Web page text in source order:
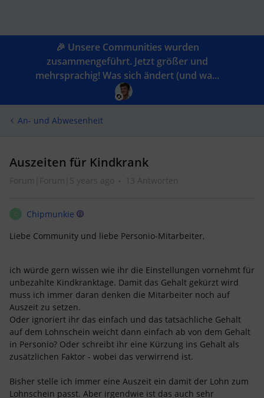
🎉 Unsere Communities wurden
zusammengeführt. Jetzt größer und
mehrsprachig! Was sich ändert (und wa...
An- und Abwesenheit
Auszeiten für Kindkrank
Forum|Forum|5 years ago 13 Antworten
Chipmunkie
Liebe Community und liebe Personio-Mitarbeiter,
ich würde gern wissen wie ihr die Einstellungen vornehmt für
unbezahlte Kindkranktage. Damit das Gehalt gekürzt wird
muss ich immer daran denken die Mitarbeiter noch auf
Auszeit zu setzen.
Oder ignoriert ihr das einfach und das tatsächliche Gehalt
auf dem Lohnschein weicht dann einfach ab von dem Gehalt
in Personio? Oder schreibt ihr eine Kürzung ins Gehalt als
zusätzlichen Faktor - wobei das verwirrend ist.
Bisher stelle ich immer eine Auszeit ein damit der Lohn zum
Lohnschein passt. Aber irgendwie ist das auch sehr